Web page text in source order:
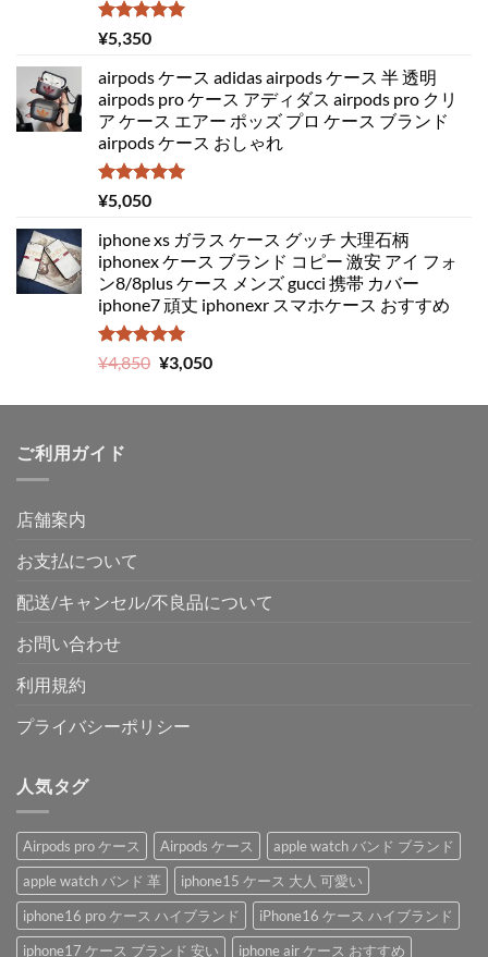
5段階中
5.00
¥5,350
airpods ケース adidas airpods ケース 半 透明
airpods pro ケース アディダス airpods pro クリ
ア ケース エアー ポッズ プロ ケース ブランド
airpods ケース おしゃれ
5段階中
5.00
¥5,050
iphone xs ガラス ケース グッチ 大理石柄
iphonex ケース ブランド コピー 激安 アイ フォ
ン8/8plus ケース メンズ gucci 携帯 カバー
iphone7 頑丈 iphonexr スマホケース おすすめ
5段階中
5.00
の評価
¥4,850 元
価
¥3,050現
の
ご利用ガイド
店舗案内
お支払について
配送/キャンセル/不良品について
お問い合わせ
利用規約
プライバシーポリシー
人気タグ
Airpods pro ケース Airpods ケース
apple watch バンド ブランド
apple watch バンド 革
iphone15 ケース 大人 可愛い
iphone16 pro ケース ハイブランド
iPhone16 ケース ハイブランド
iphone17 ケース ブランド 安い
iphone air ケース おすすめ